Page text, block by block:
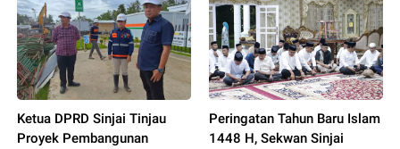
Ketua DPRD Sinjai Tinjau
Proyek Pembangunan
Peringatan Tahun Baru Islam
1448 H, Sekwan Sinjai